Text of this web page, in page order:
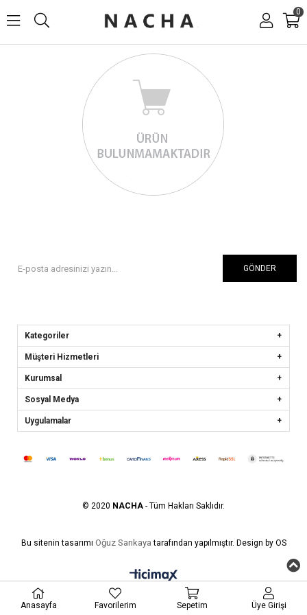
0
GÖNDER
Kategoriler
Müşteri Hizmetleri
Kurumsal
Sosyal Medya
Uygulamalar
© 2020 NACHA - Tüm Hakları Saklıdır.
Bu sitenin tasarımı Oğuz Sarıkaya tarafından yapılmıştır. Design by OS
Anasayfa Favorilerim Sepetim Üye Girişi